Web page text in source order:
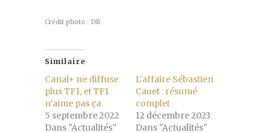
Crédit photo : DR
Similaire
Canal+ ne diffuse
plus TF1, et TF1
n’aime pas ça
5 septembre 2022
Dans "Actualités"
L’affaire Sébastien
Cauet : résumé
complet
12 décembre 2023
Dans "Actualités"